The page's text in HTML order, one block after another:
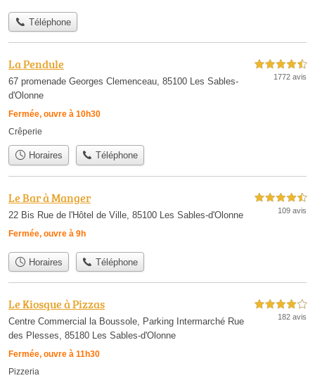
Téléphone
La Pendule
67 promenade Georges Clemenceau, 85100 Les Sables-
d'Olonne
Fermée, ouvre à 10h30
4,5 étoiles sur 5
1772 avis
Crêperie
Horaires Téléphone
Le Bar à Manger
22 Bis Rue de l'Hôtel de Ville, 85100 Les Sables-d'Olonne
Fermée, ouvre à 9h
4,5 étoiles sur 5
109 avis
Horaires Téléphone
Le Kiosque à Pizzas
Centre Commercial la Boussole, Parking Intermarché Rue
des Plesses, 85180 Les Sables-d'Olonne
Fermée, ouvre à 11h30
4,0 étoiles sur 5
182 avis
Pizzeria